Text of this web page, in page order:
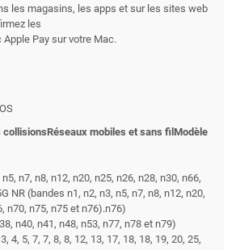
les magasins, les apps et sur les sites web
les
Pay sur votre Mac.
mobiles et sans filModèle
n7, n8, n12, n20, n25, n26, n28, n30, n66,
NR (bandes n1, n2, n3, n5, n7, n8, n12, n20,
n70, n75, n75 et n76).n76)
n40, n41, n48, n53, n77, n78 et n79)
4, 5, 7, 7, 8, 8, 12, 13, 17, 18, 18, 19, 20, 25,